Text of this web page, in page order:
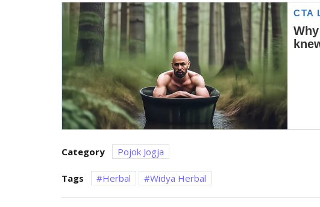
Category Pojok Jogja
Tags Herbal Widya Herbal